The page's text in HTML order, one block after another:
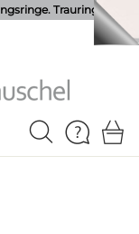
Trauringe.